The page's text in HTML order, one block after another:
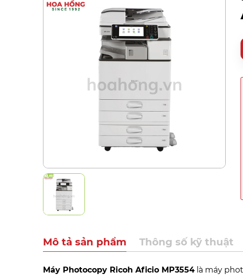
Mô tả sản phẩm Thông số kỹ thuật
Máy Photocopy Ricoh Aficio MP3554 là máy